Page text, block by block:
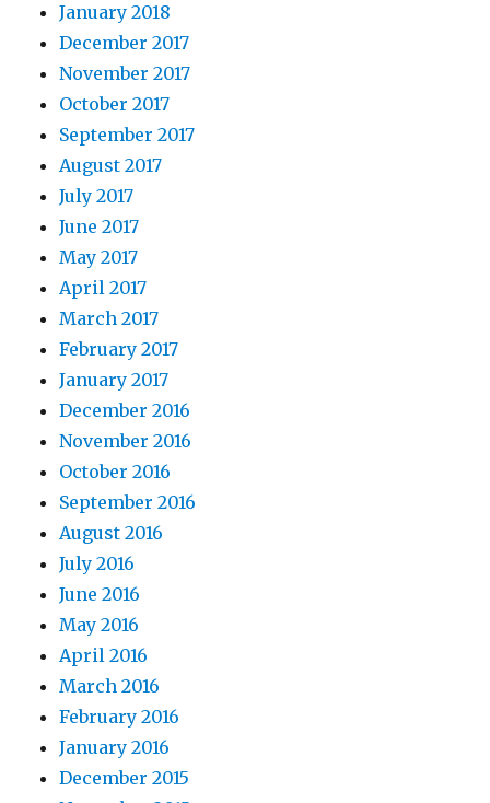
January 2018
December 2017
November 2017
October 2017
September 2017
August 2017
July 2017
June 2017
May 2017
April 2017
March 2017
February 2017
January 2017
December 2016
November 2016
October 2016
September 2016
August 2016
July 2016
June 2016
May 2016
April 2016
March 2016
February 2016
January 2016
December 2015